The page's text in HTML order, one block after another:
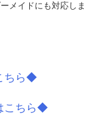
メイドにも対応しま
ちら◆
こちら◆